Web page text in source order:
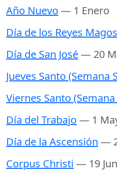
Año Nuevo — 1 Enero
Día de los Reyes Magos
Día de San José— 20
Jueves Santo (Semana
Viernes Santo
Día del Trabajo — 1
Día de la Ascensión —
Corpus Christi — 19